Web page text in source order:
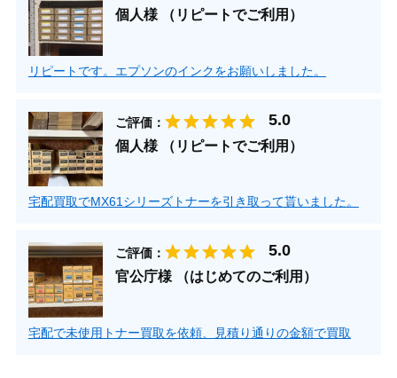
個人様 （リピートでご利用）
リピートです。エプソンのインクをお願いしました。
ご評価：
個人様 （リピートでご利用）
宅配買取でMX61シリーズトナーを引き取って貰いました。
ご評価：
官公庁様 （はじめてのご利用）
宅配で未使用トナー買取を依頼、見積り通りの金額で買取